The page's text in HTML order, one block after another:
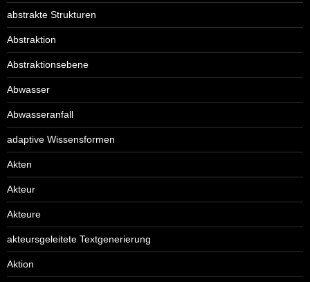
abstrakte Strukturen
Abstraktion
Abstraktionsebene
Abwasser
Abwasseranfall
adaptive Wissensformen
Akten
Akteur
Akteure
akteursgeleitete Textgenerierung
Aktion